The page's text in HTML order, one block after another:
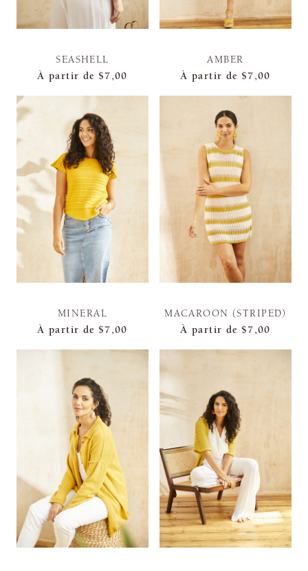
SEASHELL
À partir de $7,00
AMBER
À partir de $7,00
MINERAL
À partir de $7,00
MACAROON (STRIPED)
À partir de $7,00